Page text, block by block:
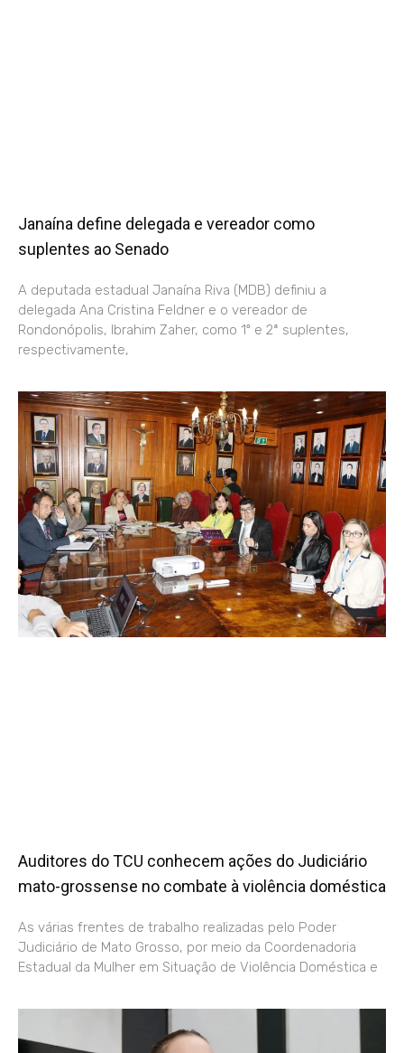
Janaína define delegada e vereador como
suplentes ao Senado
A deputada estadual Janaína Riva (MDB) definiu a
delegada Ana Cristina Feldner e o vereador de
Rondonópolis, Ibrahim Zaher, como 1º e 2ª suplentes,
respectivamente,
Auditores do TCU conhecem ações do Judiciário
mato-grossense no combate à violência doméstica
As várias frentes de trabalho realizadas pelo Poder
Judiciário de Mato Grosso, por meio da Coordenadoria
Estadual da Mulher em Situação de Violência Doméstica e